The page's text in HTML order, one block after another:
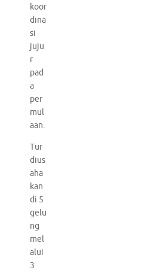
koor
dina
si
juju
r
pad
a
per
mul
aan.
Tur
dius
aha
kan
di 5
gelu
ng
mel
alui
3